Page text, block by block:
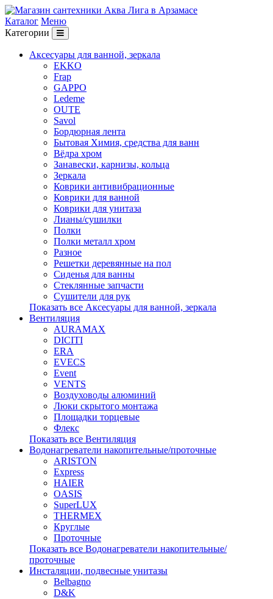
Каталог Меню
Категории
Аксесуары для ванной, зеркала
EKKO
Frap
GAPPO
Ledeme
OUTE
Savol
Бордюрная лента
Бытовая Химия, средства для ванн
Вёдра хром
Занавески, карнизы, кольца
Зеркала
Коврики антивибрационные
Коврики для ванной
Коврики для унитаза
Лианы/сушилки
Полки
Полки металл хром
Разное
Решетки деревянные на пол
Сиденья для ванны
Стеклянные запчасти
Сушители для рук
Показать все Аксесуары для ванной, зеркала
Вентиляция
AURAMAX
DICITI
ERA
EVECS
Event
VENTS
Воздуховоды алюминий
Люки скрытого монтажа
Площадки торцевые
Флекс
Показать все Вентиляция
Водонагреватели накопительные/проточные
ARISTON
Express
HAIER
OASIS
SuperLUX
THERMEX
Круглые
Проточные
Показать все Водонагреватели накопительные/
проточные
Инсталяции, подвесные унитазы
Belbagno
D&K